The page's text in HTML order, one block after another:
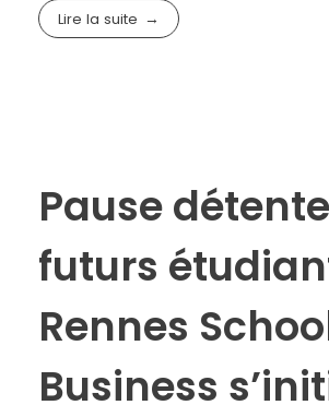
Lire la suite
Pause
futurs
Rennes
Business